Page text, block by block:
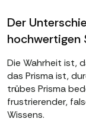
Der
hochwertigen
Die Wahrheit ist,
das Prisma ist,
trübes Prisma
frustrierender,
Wissens.